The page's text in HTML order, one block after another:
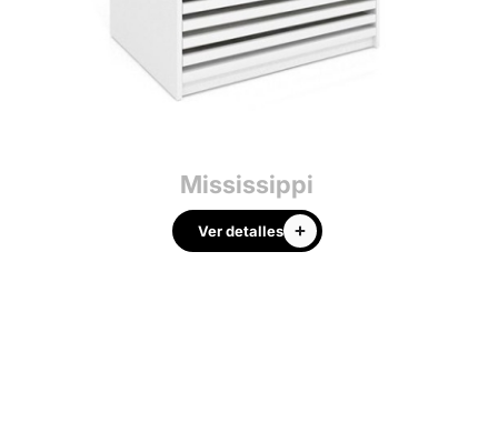
Mississippi
Ver detalles